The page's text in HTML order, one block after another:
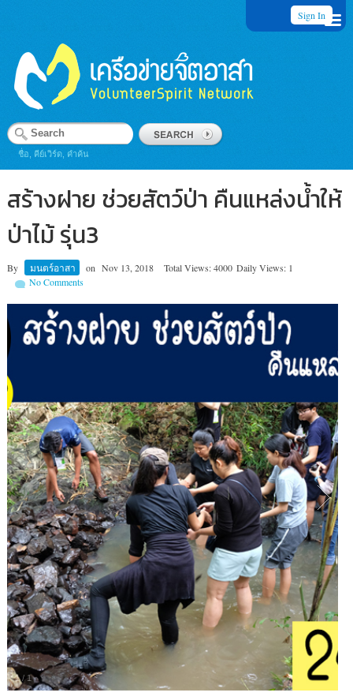
Sign In
ชื่อ, คีย์เวิร์ด, คำค้น
สร้างฝาย ช่วยสัตว์ป่า คืนแหล่งน้ำให้
ป่าไม้ รุ่น3
By มนตร์อาสา on Nov 13, 2018 Total Views: 4000 Daily Views: 1
No Comments
1/1